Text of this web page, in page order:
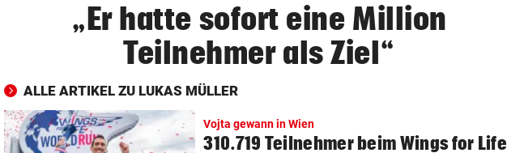
„Er hatte sofort eine Million
Teilnehmer als Ziel“
ALLE ARTIKEL ZU LUKAS MÜLLER
Vojta gewann in Wien
310.719 Teilnehmer beim Wings for Life